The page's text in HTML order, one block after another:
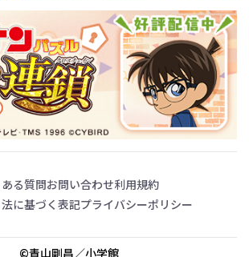
る質問お問い合わせ利用規約
に基づく表記プライバシーポリシー
©青山剛昌／小学館